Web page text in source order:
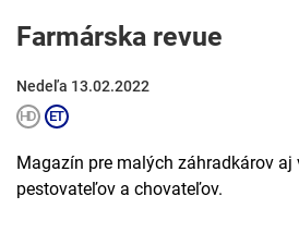
Farmárska revue
Nedeľa 13.02.2022
Magazín pre malých záhradkárov
pestovateľov a chovateľov.